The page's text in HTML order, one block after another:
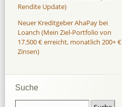
Rendite Update)
Neuer Kreditgeber AhaPay bei
Loanch (Mein Ziel-Portfolio von
17.500 € erreicht, monatlich 200+ €
Zinsen)
Suche